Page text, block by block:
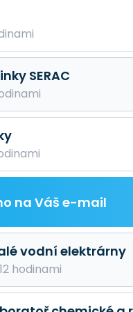
SERAC
na Váš e-mail
vodní elektrárny
hodinami